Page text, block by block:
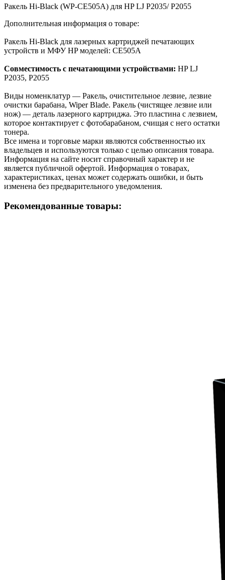
Ракель Hi-Black (WP-CE505A) для HP LJ P2035/ P2055
Дополнительная информация о товаре:
Ракель Hi-Black для лазерных картриджей печатающих
устройств и МФУ HP моделей: CE505A
Совместимость с печатающими устройствами: HP LJ
P2035, P2055
Виды номенклатур — Ракель, очистительное лезвие, лезвие
очистки барабана, Wiper Blade. Ракель (чистящее лезвие или
нож) — деталь лазерного картриджа. Это пластина с лезвием,
которое контактирует с фотобарабаном, счищая с него остатки
тонера.
Все имена и торговые марки являются собственностью их
владельцев и используются только с целью описания товара.
Информация на сайте носит справочный характер и не
является публичной офертой. Информация о товарах,
характеристиках, ценах может содержать ошибки, и быть
изменена без предварительного уведомления.
Рекомендованные товары: